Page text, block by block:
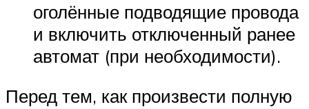
оголённые подводящие провода
и включить отключенный ранее
автомат (при необходимости).
Перед тем, как произвести полную